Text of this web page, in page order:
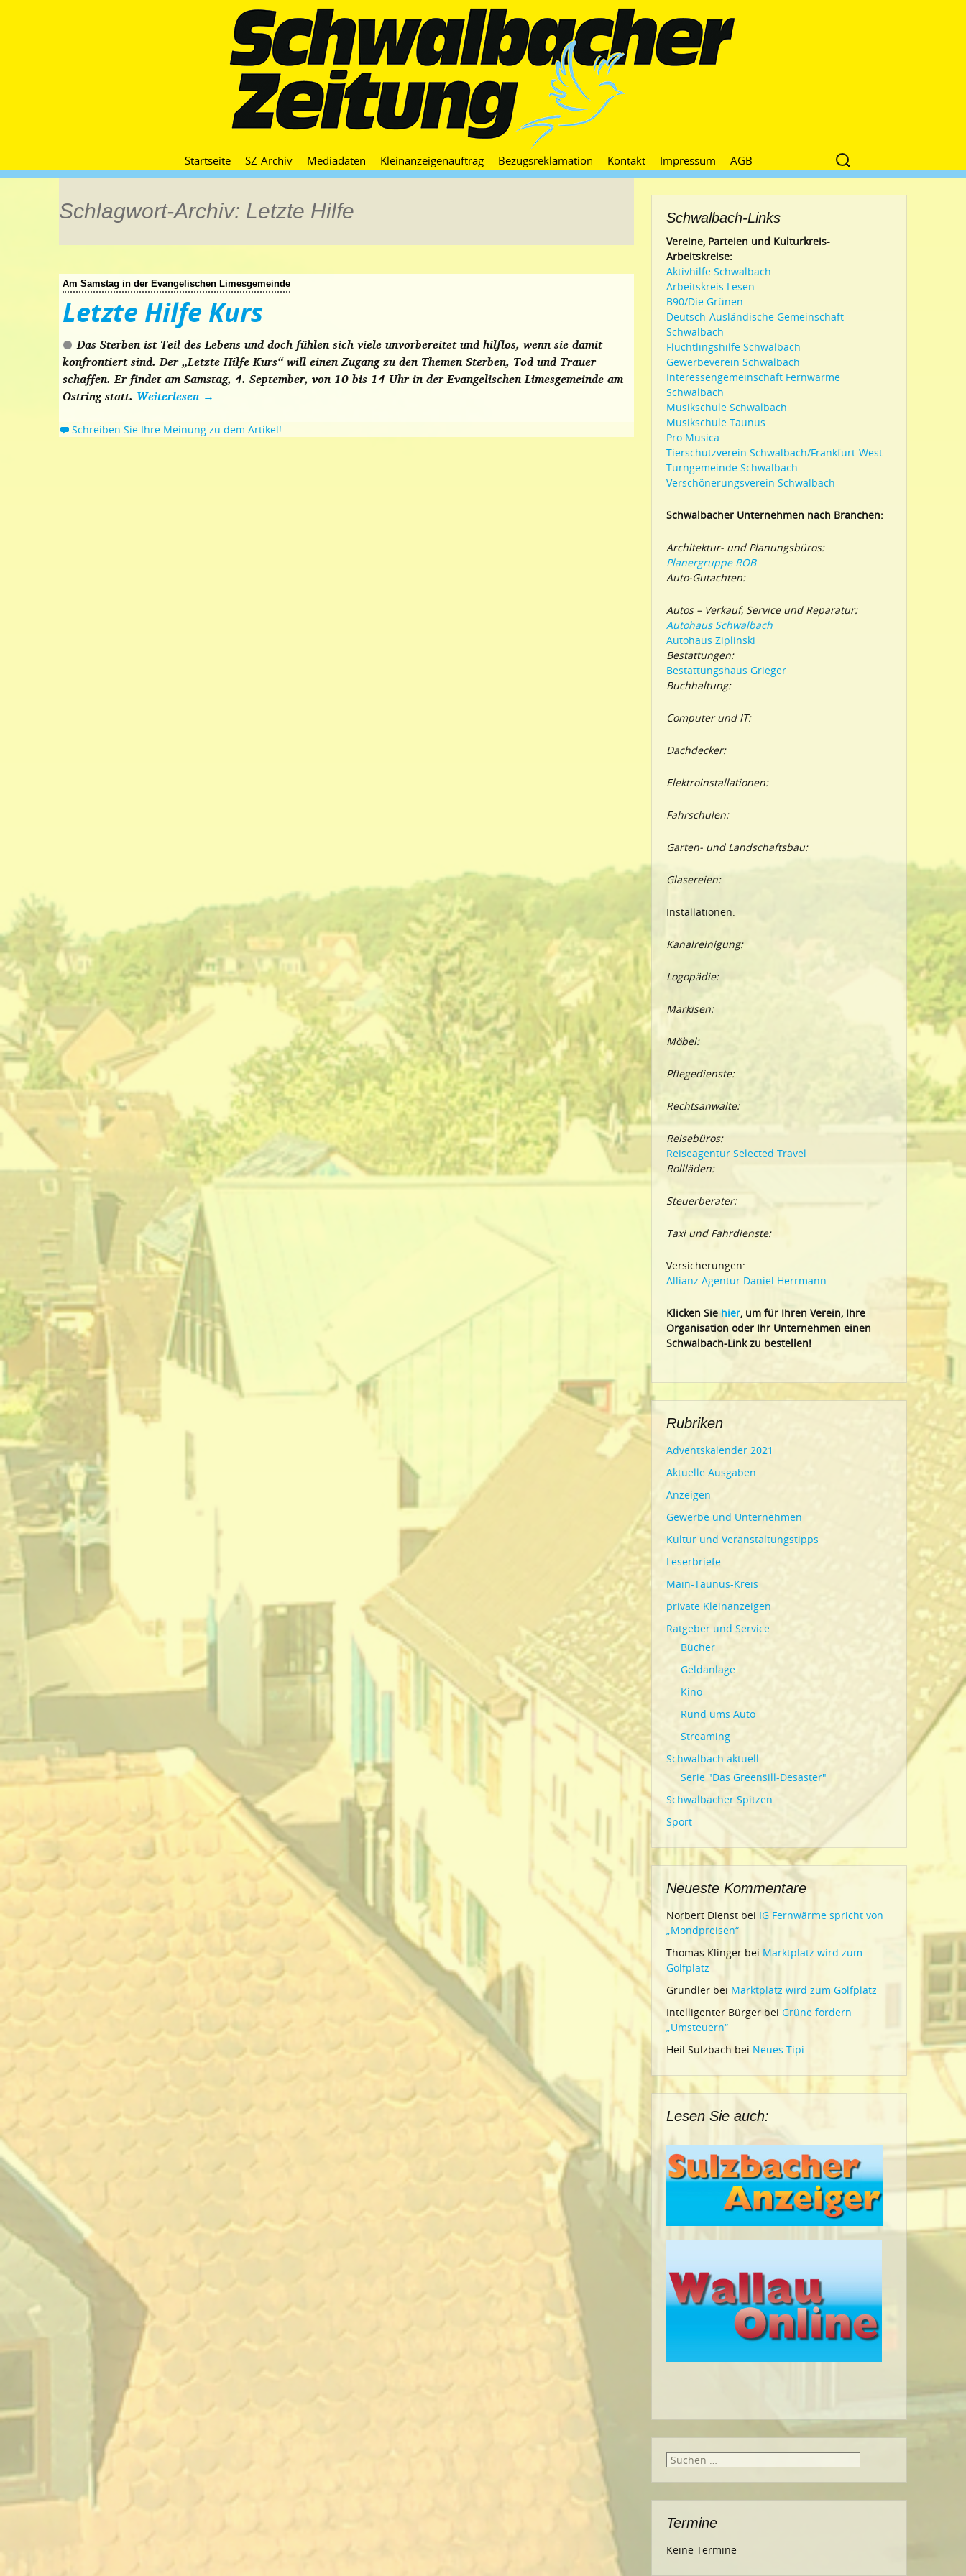
Zum
Inhalt
Startseite SZ-Archiv Mediadaten Kleinanzeigenauftrag Bezugsreklamation Kontakt Impressum AGB
Suche
nach:
Schlagwort-Archiv: Letzte Hilfe
Am Samstag in der Evangelischen Limesgemeinde
Letzte Hilfe Kurs
Das Sterben ist Teil des Lebens und doch fühlen sich viele unvorbereitet und hilflos, wenn sie damit
konfrontiert sind. Der „Letzte Hilfe Kurs“ will einen Zugang zu den Themen Sterben, Tod und Trauer
schaffen. Er findet am Samstag, 4. September, von 10 bis 14 Uhr in der Evangelischen Limesgemeinde am
Ostring statt. Weiterlesen →
Schreiben Sie Ihre Meinung zu dem Artikel!
Schwalbach-Links
Vereine, Parteien und Kulturkreis-
Arbeitskreise:
Aktivhilfe Schwalbach
Arbeitskreis Lesen
B90/Die Grünen
Deutsch-Ausländische Gemeinschaft
Schwalbach
Flüchtlingshilfe Schwalbach
Gewerbeverein Schwalbach
Interessengemeinschaft Fernwärme
Schwalbach
Musikschule Schwalbach
Musikschule Taunus
Pro Musica
Tierschutzverein Schwalbach/Frankfurt-West
Turngemeinde Schwalbach
Verschönerungsverein Schwalbach
Schwalbacher Unternehmen nach Branchen:
Architektur- und Planungsbüros:
Planergruppe ROB
Auto-Gutachten:
Autos – Verkauf, Service und Reparatur:
Autohaus Schwalbach
Autohaus Ziplinski
Bestattungen:
Bestattungshaus Grieger
Buchhaltung:
Computer und IT:
Dachdecker:
Elektroinstallationen:
Fahrschulen:
Garten- und Landschaftsbau:
Glasereien:
Installationen:
Kanalreinigung:
Logopädie:
Markisen:
Möbel:
Pflegedienste:
Rechtsanwälte:
Reisebüros:
Reiseagentur Selected Travel
Rollläden:
Steuerberater:
Taxi und Fahrdienste:
Versicherungen:
Allianz Agentur Daniel Herrmann
Klicken Siehier, um für Ihren Verein, Ihre
Organisation oder Ihr Unternehmen einen
Schwalbach-Link zu bestellen!
Rubriken
Adventskalender 2021
Aktuelle Ausgaben
Anzeigen
Gewerbe und Unternehmen
Kultur und Veranstaltungstipps
Leserbriefe
Main-Taunus-Kreis
private Kleinanzeigen
Ratgeber und Service
Bücher
Geldanlage
Kino
Rund ums Auto
Streaming
Schwalbach aktuell
Serie "Das Greensill-Desaster"
Schwalbacher Spitzen
Sport
Neueste Kommentare
Norbert Dienst bei IG Fernwärme spricht von
„Mondpreisen“
Thomas Klinger bei Marktplatz wird zum
Golfplatz
Grundler bei Marktplatz wird zum Golfplatz
Intelligenter Bürger bei Grüne fordern
„Umsteuern“
Heil Sulzbach bei Neues Tipi
Lesen Sie auch:
Suche
Termine
Keine Termine